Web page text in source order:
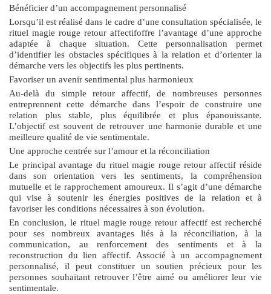
Bénéficier d’un accompagnement personnalisé
Lorsqu’il est réalisé dans le cadre d’une consultation spécialisée, le
rituel magie rouge retour affectifoffre l’avantage d’une approche
adaptée à chaque situation. Cette personnalisation permet
d’identifier les obstacles spécifiques à la relation et d’orienter la
démarche vers les objectifs les plus pertinents.
Favoriser un avenir sentimental plus harmonieux
Au-delà du simple retour affectif, de nombreuses personnes
entreprennent cette démarche dans l’espoir de construire une
relation plus stable, plus équilibrée et plus épanouissante.
L’objectif est souvent de retrouver une harmonie durable et une
meilleure qualité de vie sentimentale.
Une approche centrée sur l’amour et la réconciliation
Le principal avantage du rituel magie rouge retour affectif réside
dans son orientation vers les sentiments, la compréhension
mutuelle et le rapprochement amoureux. Il s’agit d’une démarche
qui vise à soutenir les énergies positives de la relation et à
favoriser les conditions nécessaires à son évolution.
En conclusion, le rituel magie rouge retour affectif est recherché
pour ses nombreux avantages liés à la réconciliation, à la
communication, au renforcement des sentiments et à la
reconstruction du lien affectif. Associé à un accompagnement
personnalisé, il peut constituer un soutien précieux pour les
personnes souhaitant retrouver l’être aimé ou améliorer leur vie
sentimentale.